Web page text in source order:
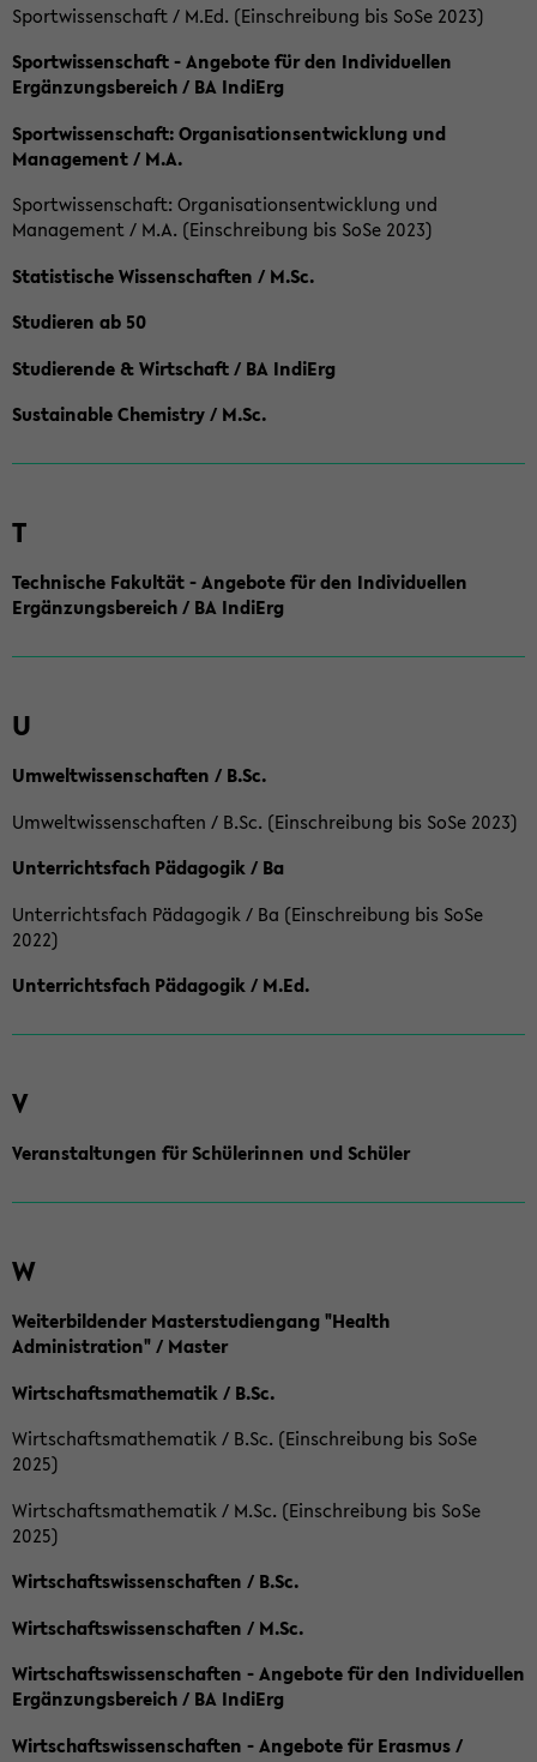
Sportwissenschaft / M.Ed. (Einschreibung bis SoSe 2023)
Sportwissenschaft - Angebote für den Individuellen
Ergänzungsbereich / BA IndiErg
Sportwissenschaft: Organisationsentwicklung und
Management / M.A.
Sportwissenschaft: Organisationsentwicklung und
Management / M.A. (Einschreibung bis SoSe 2023)
Statistische Wissenschaften / M.Sc.
Studieren ab 50
Studierende & Wirtschaft / BA IndiErg
Sustainable Chemistry / M.Sc.
T
Technische Fakultät - Angebote für den Individuellen
Ergänzungsbereich / BA IndiErg
U
Umweltwissenschaften / B.Sc.
Umweltwissenschaften / B.Sc. (Einschreibung bis SoSe 2023)
Unterrichtsfach Pädagogik / Ba
Unterrichtsfach Pädagogik / Ba (Einschreibung bis SoSe
2022)
Unterrichtsfach Pädagogik / M.Ed.
V
Veranstaltungen für Schülerinnen und Schüler
W
Weiterbildender Masterstudiengang "Health
Administration" / Master
Wirtschaftsmathematik / B.Sc.
Wirtschaftsmathematik / B.Sc. (Einschreibung bis SoSe
2025)
Wirtschaftsmathematik / M.Sc. (Einschreibung bis SoSe
2025)
Wirtschaftswissenschaften / B.Sc.
Wirtschaftswissenschaften / M.Sc.
Wirtschaftswissenschaften - Angebote für den Individuellen
Ergänzungsbereich / BA IndiErg
Wirtschaftswissenschaften - Angebote für Erasmus /